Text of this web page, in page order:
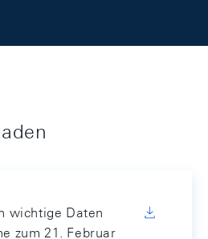
wichtige Daten
zum 21. Februar